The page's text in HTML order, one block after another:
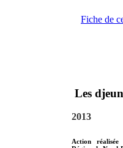
Fiche de
Les
2013
Action